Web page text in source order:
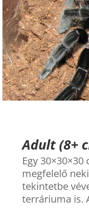
Adult (8+
Egy
megfelelő
tekintetbe
terráriuma is.